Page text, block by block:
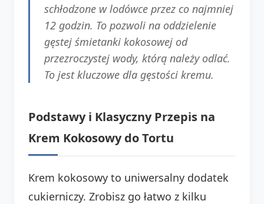
schłodzone w lodówce przez co najmniej
12 godzin. To pozwoli na oddzielenie
gęstej śmietanki kokosowej od
przezroczystej wody, którą należy odlać.
To jest kluczowe dla gęstości kremu.
Podstawy i Klasyczny Przepis na
Krem Kokosowy do Tortu
Krem kokosowy to uniwersalny dodatek
cukierniczy. Zrobisz go łatwo z kilku